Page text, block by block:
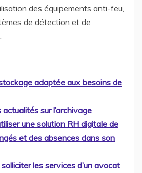
des équipements anti-feu,
de détection et de
adaptée aux besoins de
sur l’archivage
une solution RH digitale de
et des absences dans son
les services d’un avocat